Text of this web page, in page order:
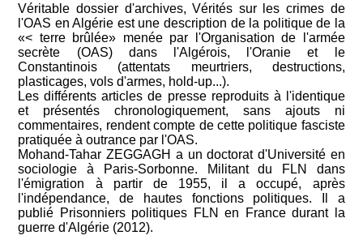
Véritable dossier d'archives, Vérités sur les crimes de
l'OAS en Algérie est une description de la politique de la
«< terre brûlée» menée par l'Organisation de l'armée
secrète (OAS) dans l'Algérois, l'Oranie et le
Constantinois (attentats meurtriers, destructions,
plasticages, vols d'armes, hold-up...).
Les différents articles de presse reproduits à l'identique
et présentés chronologiquement, sans ajouts ni
commentaires, rendent compte de cette politique fasciste
pratiquée à outrance par l'OAS.
Mohand-Tahar ZEGGAGH a un doctorat d'Université en
sociologie à Paris-Sorbonne. Militant du FLN dans
l'émigration à partir de 1955, il a occupé, après
l'indépendance, de hautes fonctions politiques. Il a
publié Prisonniers politiques FLN en France durant la
guerre d'Algérie (2012).